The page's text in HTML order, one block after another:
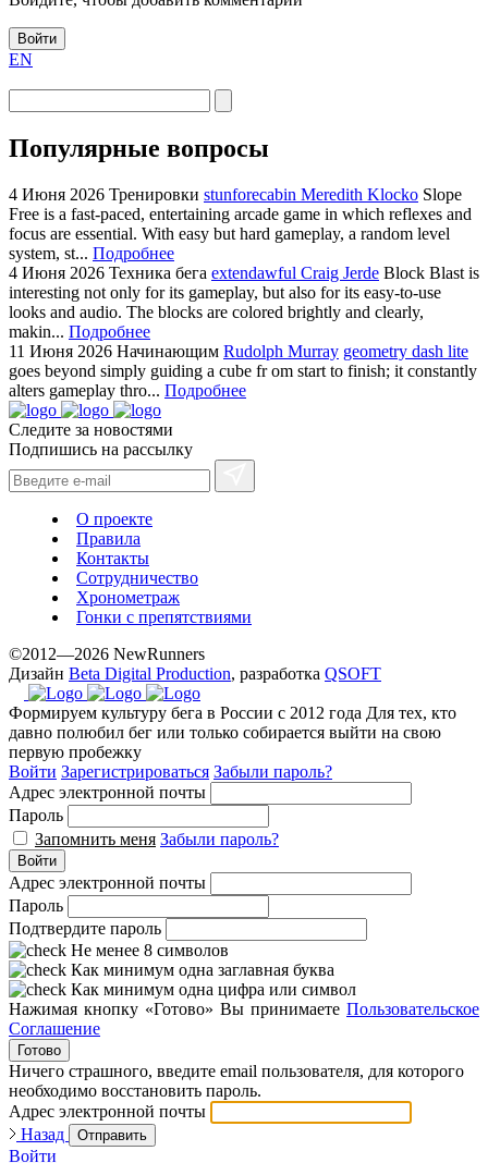
Войти
EN
Популярные вопросы
4 Июня 2026 Тренировки stunforecabin Meredith Klocko Slope
Free is a fast-paced, entertaining arcade game in which reflexes and
focus are essential. With easy but hard gameplay, a random level
system, st... Подробнее
4 Июня 2026 Техника бега extendawful Craig Jerde Block Blast is
interesting not only for its gameplay, but also for its easy-to-use
looks and audio. The blocks are colored brightly and clearly,
makin... Подробнее
11 Июня 2026 Начинающим Rudolph Murray geometry dash lite
goes beyond simply guiding a cube fr om start to finish; it constantly
alters gameplay thro... Подробнее
Следите за новостями
Подпишись на рассылку
О проекте
Правила
Контакты
Сотрудничество
Хронометраж
Гонки с препятствиями
©2012—2026 NewRunners
Дизайн Beta Digital Production, разработка QSOFT
Формируем культуру бега в России с 2012 года Для тех, кто
давно полюбил бег или только собирается выйти на свою
первую пробежку
Войти Зарегистрироваться Забыли пароль?
Адрес электронной почты
Пароль
Запомнить меня Забыли пароль?
Войти
Адрес электронной почты
Пароль
Подтвердите пароль
Не менее 8 символов
Как минимум одна заглавная буква
Как минимум одна цифра или символ
Нажимая кнопку «Готово» Вы принимаете Пользовательское
Соглашение
Готово
Ничего страшного, введите email пользователя, для которого
необходимо восстановить пароль.
Адрес электронной почты
Назад
Отправить
Войти